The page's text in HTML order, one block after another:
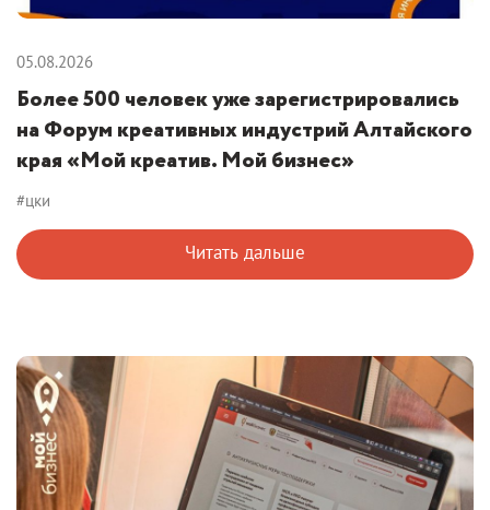
05.08.2026
Более 500 человек уже зарегистрировались
на Форум креативных индустрий Алтайского
края «Мой креатив. Мой бизнес»
#цки
Читать дальше